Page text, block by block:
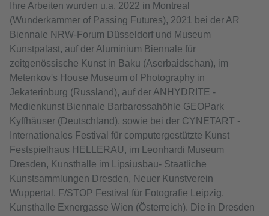
Ihre Arbeiten wurden u.a. 2022 in Montreal
(Wunderkammer of Passing Futures), 2021 bei der AR
Biennale NRW-Forum Düsseldorf und Museum
Kunstpalast, auf der Aluminium Biennale für
zeitgenössische Kunst in Baku (Aserbaidschan), im
Metenkov's House Museum of Photography in
Jekaterinburg (Russland), auf der ANHYDRITE -
Medienkunst Biennale Barbarossahöhle GEOPark
Kyffhäuser (Deutschland), sowie bei der CYNETART -
Internationales Festival für computergestützte Kunst
Festspielhaus HELLERAU, im Leonhardi Museum
Dresden, Kunsthalle im Lipsiusbau- Staatliche
Kunstsammlungen Dresden, Neuer Kunstverein
Wuppertal, F/STOP Festival für Fotografie Leipzig,
Kunsthalle Exnergasse Wien (Österreich). Die in Dresden